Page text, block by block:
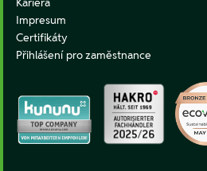
Impresum
Certifikáty
Přihlášení pro zaměstnance